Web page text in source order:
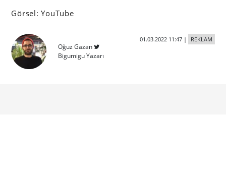
Görsel: YouTube
Oğuz Gazan
Bigumigu Yazarı
01.03.2022 11:47| REKLAM